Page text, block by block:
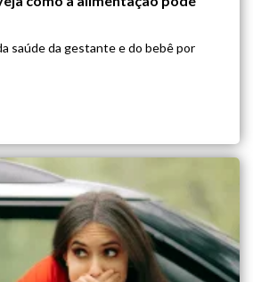
saúde da gestante e do bebê por